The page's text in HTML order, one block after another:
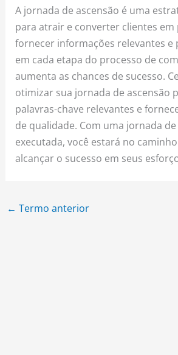
A jornada de ascensão é uma
para atrair e converter clientes em
fornecer informações relevantes e
em cada etapa do processo de
aumenta as chances de sucesso.
otimizar sua jornada de ascensão
palavras-chave relevantes e
de qualidade. Com uma jornada
executada, você estará no
alcançar o sucesso em seus
← Termo anterior